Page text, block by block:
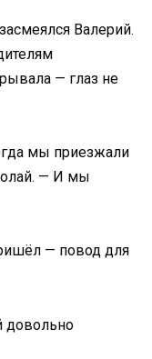
Валерий.
— глаз не
мы приезжали
— И мы
— повод для
довольно